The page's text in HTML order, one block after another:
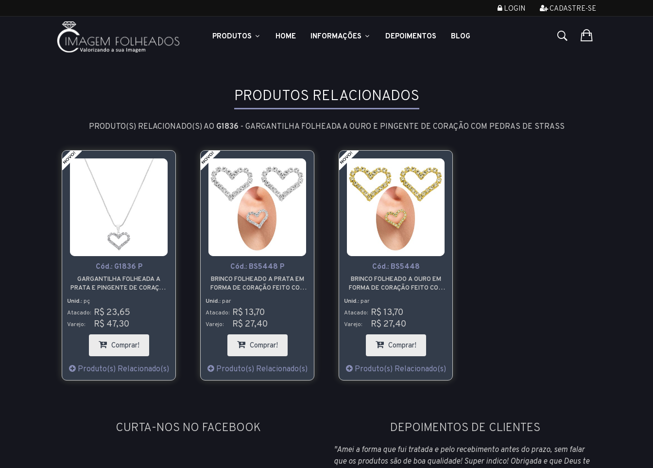
LOGIN CADASTRE-SE
PRODUTOS HOME INFORMAÇÕES DEPOIMENTOS BLOG
PRODUTOS RELACIONADOS
PRODUTO(S) RELACIONADO(S) AO G1836 - GARGANTILHA FOLHEADA A OURO E PINGENTE DE CORAÇÃO COM PEDRAS DE STRASS
Cód.: G1836 P
GARGANTILHA FOLHEADA A
PRATA E PINGENTE DE CORAÇÃO
Unid.: pç
Atacado: R$ 23,65
Varejo: R$ 47,30
Comprar!
Produto(s) Relacionado(s)
Cód.: BS5448 P
BRINCO FOLHEADO A PRATA EM
FORMA DE CORAÇÃO FEITO COM
Unid.: par
Atacado: R$ 13,70
Varejo: R$ 27,40
Comprar!
Produto(s) Relacionado(s)
Cód.: BS5448
BRINCO FOLHEADO A OURO EM
FORMA DE CORAÇÃO FEITO COM
Unid.: par
Atacado: R$ 13,70
Varejo: R$ 27,40
Comprar!
Produto(s) Relacionado(s)
CURTA-NOS NO FACEBOOK DEPOIMENTOS DE CLIENTES
"Amei a forma que fui tratada e pelo recebimento antes do prazo, sem falar
que os produtos são de boa qualidade! Super indico! Obrigada e que Deus te